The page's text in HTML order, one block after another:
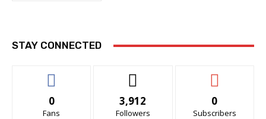
STAY CONNECTED
0
Fans
3,912
Followers
0
Subscribers